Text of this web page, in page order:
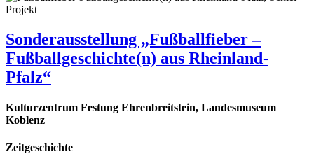
Sonderausstellung „Fußballfieber –
Fußballgeschichte(n) aus Rheinland-
Pfalz“
Kulturzentrum Festung Ehrenbreitstein, Landesmuseum
Koblenz
Zeitgeschichte